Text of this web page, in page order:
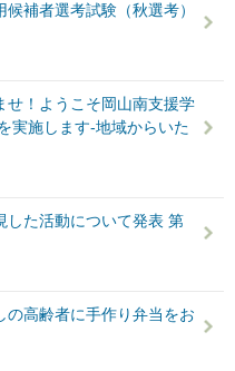
補者選考試験（秋選考）
せ！ようこそ岡山南支援学
実施します-地域からいた
した活動について発表 第
の高齢者に手作り弁当をお